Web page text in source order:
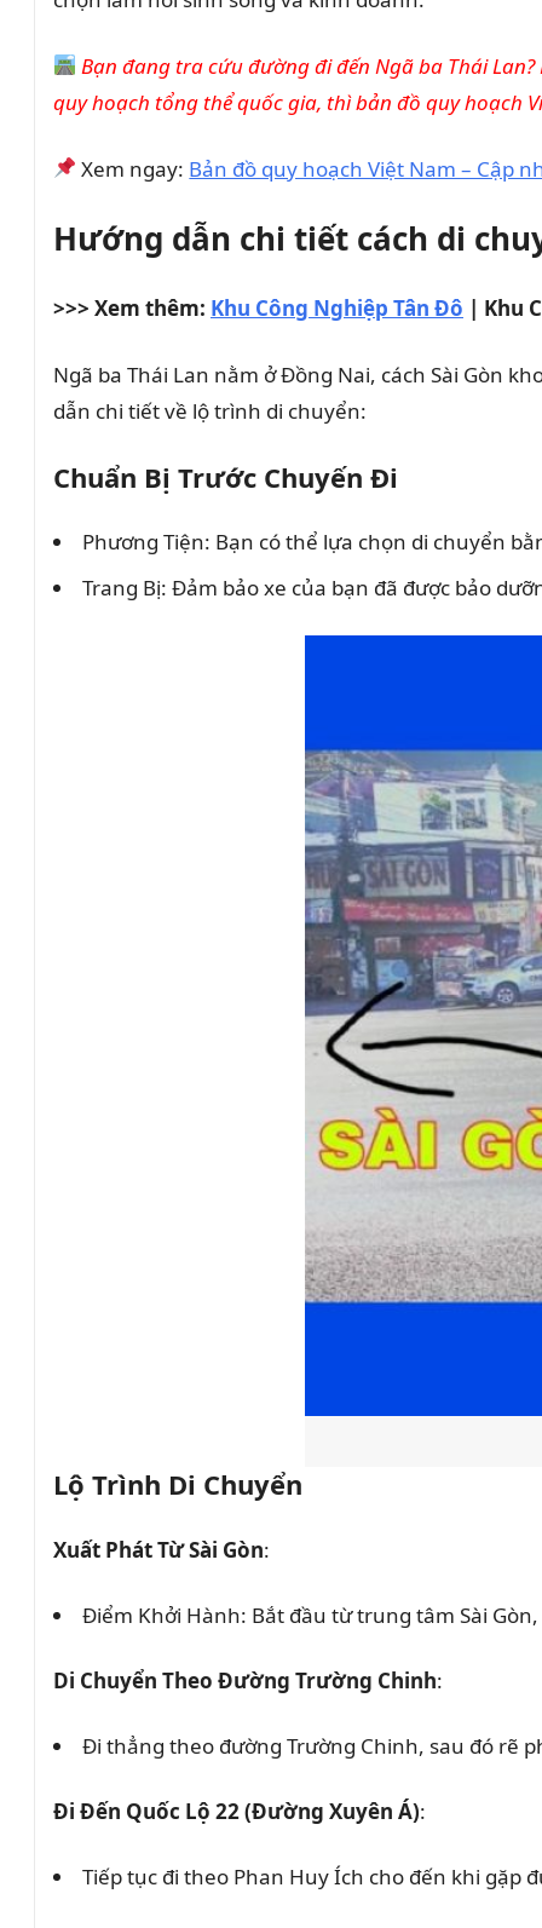
Bạn đang tra cứu đường đi đến Ngã ba Thái
quy hoạch tổng thể quốc gia, thì bản đồ quy hoạch
Xem ngay: Bản đồ quy hoạch Việt Nam – Cập
Hướng dẫn chi tiết cách di
>>> Xem thêm: Khu Công Nghiệp Tân Đô | Khu
Ngã ba Thái Lan nằm ở Đồng Nai, cách Sài Gòn
dẫn chi tiết về lộ trình di chuyển:
Chuẩn Bị Trước Chuyến Đi
Phương Tiện: Bạn có thể lựa chọn di chuyển
Trang Bị: Đảm bảo xe của bạn đã được bảo
Lộ Trình Di Chuyển
Xuất Phát Từ Sài Gòn:
Điểm Khởi Hành: Bắt đầu từ trung tâm Sài
Di Chuyển Theo Đường Trường Chinh:
Đi thẳng theo đường Trường Chinh, sau đó rẽ
Đi Đến Quốc Lộ 22 (Đường Xuyên Á):
Tiếp tục đi theo Phan Huy Ích cho đến khi gặp